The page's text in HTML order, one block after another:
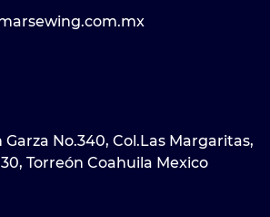
Garza No.340, Col.Las Margaritas,
Torreón Coahuila Mexico